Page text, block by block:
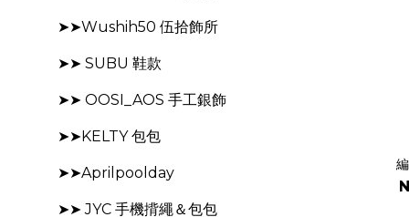
➤➤Wushih50 伍拾飾所
➤➤ SUBU 鞋款
➤➤ OOSI_AOS 手工銀飾
➤➤KELTY 包包
➤➤Aprilpoolday
➤➤ JYC 手機揹繩＆包包